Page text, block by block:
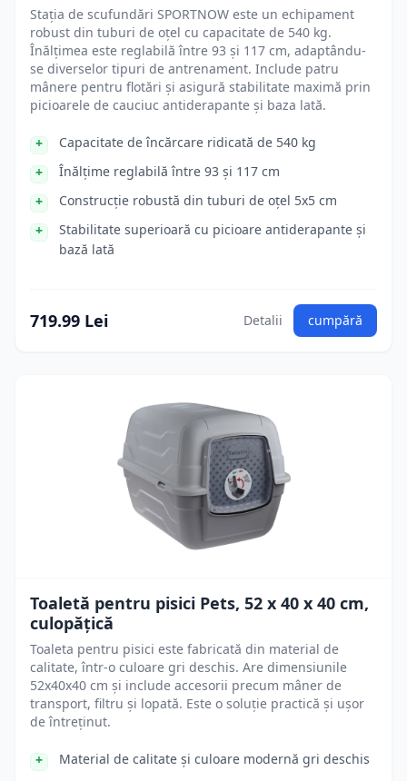
Stația de scufundări SPORTNOW este un echipament
robust din tuburi de oțel cu capacitate de 540 kg.
Înălțimea este reglabilă între 93 și 117 cm, adaptându-
se diverselor tipuri de antrenament. Include patru
mânere pentru flotări și asigură stabilitate maximă prin
picioarele de cauciuc antiderapante și baza lată.
Capacitate de încărcare ridicată de 540 kg
Înălțime reglabilă între 93 și 117 cm
Construcție robustă din tuburi de oțel 5x5 cm
Stabilitate superioară cu picioare antiderapante și
bază lată
719.99 Lei Detalii cumpără
Toaletă pentru pisici Pets, 52 x 40 x 40 cm,
culopățică
Toaleta pentru pisici este fabricată din material de
calitate, într-o culoare gri deschis. Are dimensiunile
52x40x40 cm și include accesorii precum mâner de
transport, filtru și lopată. Este o soluție practică și ușor
de întreținut.
Material de calitate și culoare modernă gri deschis